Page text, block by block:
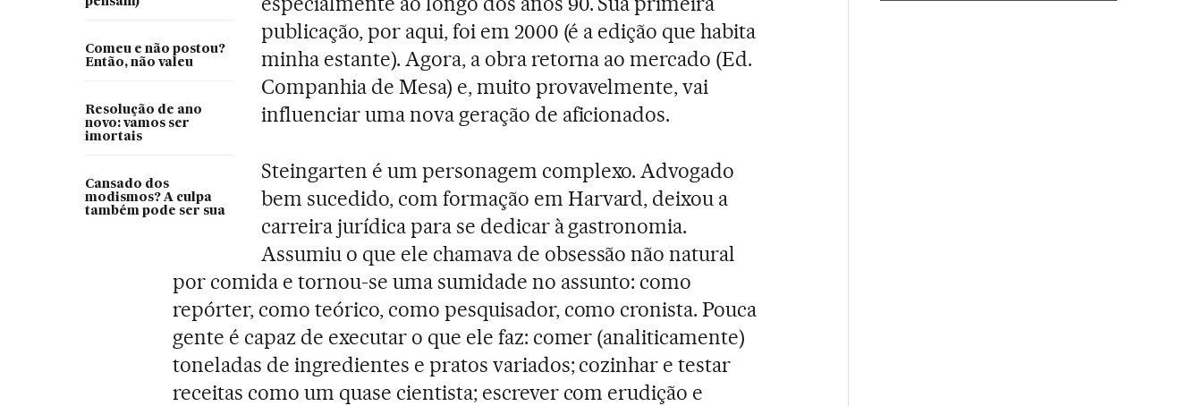
Comeu e não postou?
Então, não valeu
Resolução de ano
novo: vamos ser
imortais
Cansado dos
modismos? A culpa
também pode ser sua
publicação, por aqui, foi em 2000 (é a edição que habita
minha estante). Agora, a obra retorna ao mercado (Ed.
Companhia de Mesa) e, muito provavelmente, vai
influenciar uma nova geração de aficionados.
Steingarten é um personagem complexo. Advogado
bem sucedido, com formação em Harvard, deixou a
carreira jurídica para se dedicar à gastronomia.
Assumiu o que ele chamava de obsessão não natural
por comida e tornou-se uma sumidade no assunto: como
repórter, como teórico, como pesquisador, como cronista. Pouca
gente é capaz de executar o que ele faz: comer (analiticamente)
toneladas de ingredientes e pratos variados; cozinhar e testar
receitas como um quase cientista; escrever com erudição e